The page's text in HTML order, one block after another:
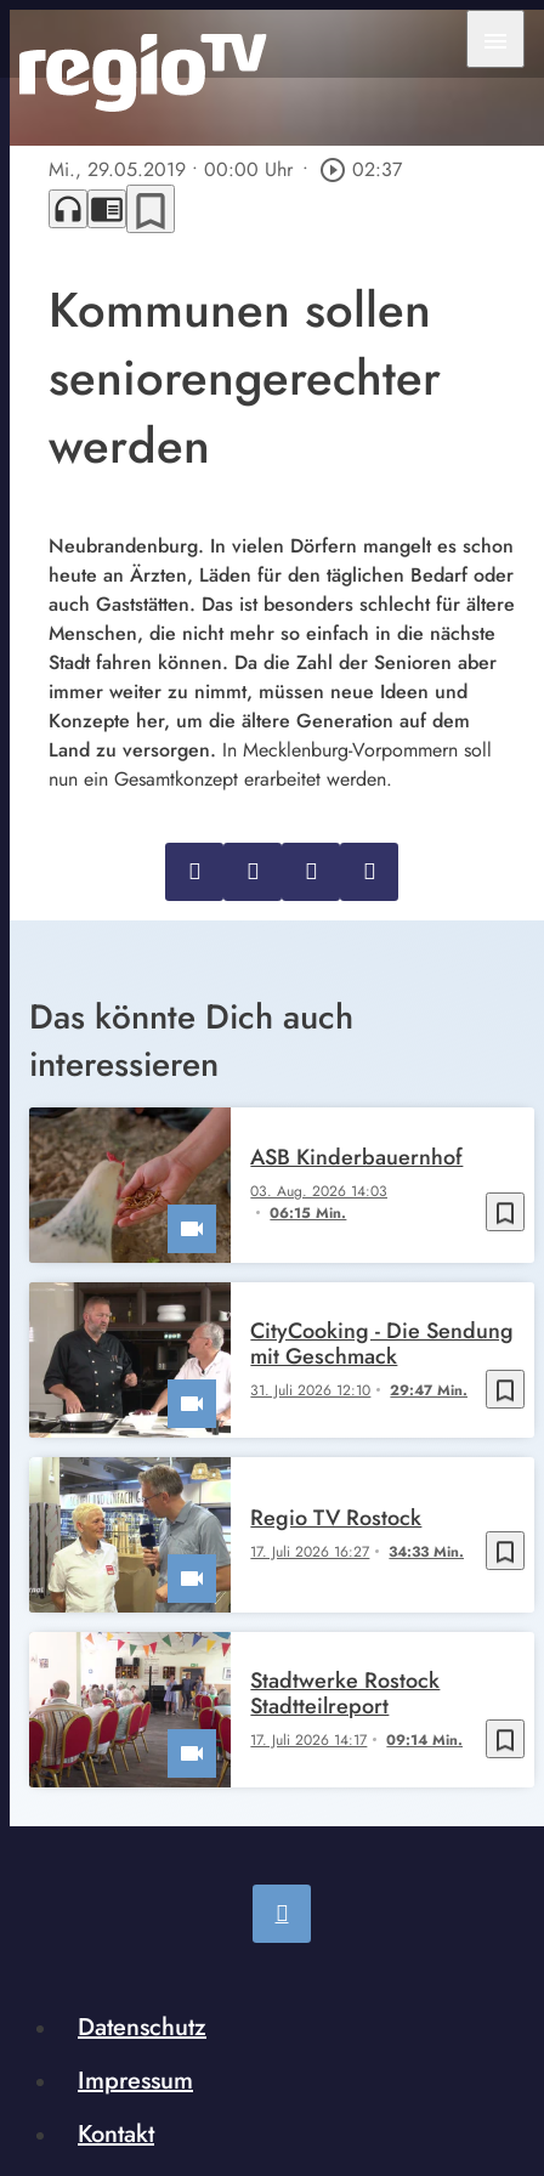
Mi., 29.05.2019 • 00:00 Uhr • play_circle_outline 02:37
headphones chrome_reader_mode bookmark_border
Kommunen sollen
seniorengerechter
werden
Neubrandenburg. In vielen Dörfern mangelt es schon
heute an Ärzten, Läden für den täglichen Bedarf oder
auch Gaststätten. Das ist besonders schlecht für ältere
Menschen, die nicht mehr so einfach in die nächste
Stadt fahren können. Da die Zahl der Senioren aber
immer weiter zu nimmt, müssen neue Ideen und
Konzepte her, um die ältere Generation auf dem
Land zu versorgen. In Mecklenburg-Vorpommern soll
nun ein Gesamtkonzept erarbeitet werden.
Das könnte Dich auch
interessieren
bookmark_border
03. Aug. 2026 14:03
06:15 Min.
ASB Kinderbauernhof
bookmark_border
31. Juli 2026 12:10 29:47 Min.
CityCooking - Die Sendung
mit Geschmack
bookmark_border
17. Juli 2026 16:27 34:33 Min.
Regio TV Rostock
bookmark_border
17. Juli 2026 14:17 09:14 Min.
Stadtwerke Rostock
Stadtteilreport
Datenschutz
Impressum
Kontakt